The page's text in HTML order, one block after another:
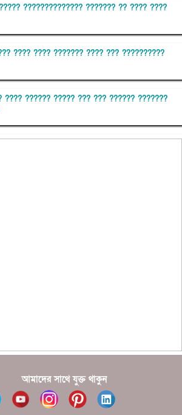
?????????????? ??????? ?? ???? ????
???? ???? ??????? ???? ??? ??????????
???? ?????? ????? ??? ??? ?????? ???????
?????? ???? ???? ?????
আমাদের সাথে যুক্ত থাকুন